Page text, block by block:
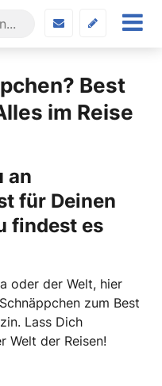
Best
im Reise
an
für Deinen
findest es
oder der Welt, hier
zum Best
Lass Dich
Welt der Reisen!